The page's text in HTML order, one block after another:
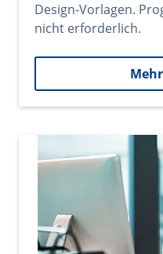
Design-Vorlagen.
nicht erforderlich.